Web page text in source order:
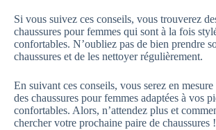
Si vous suivez ces conseils, vous trouverez
chaussures pour femmes qui sont à la fois
confortables. N’oubliez pas de bien prendre
chaussures et de les nettoyer régulièrement.
En suivant ces conseils, vous serez en
des chaussures pour femmes adaptées à vos
confortables. Alors, n’attendez plus et
chercher votre prochaine paire de chaussures !